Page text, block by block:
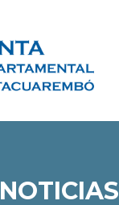
NOTICIAS